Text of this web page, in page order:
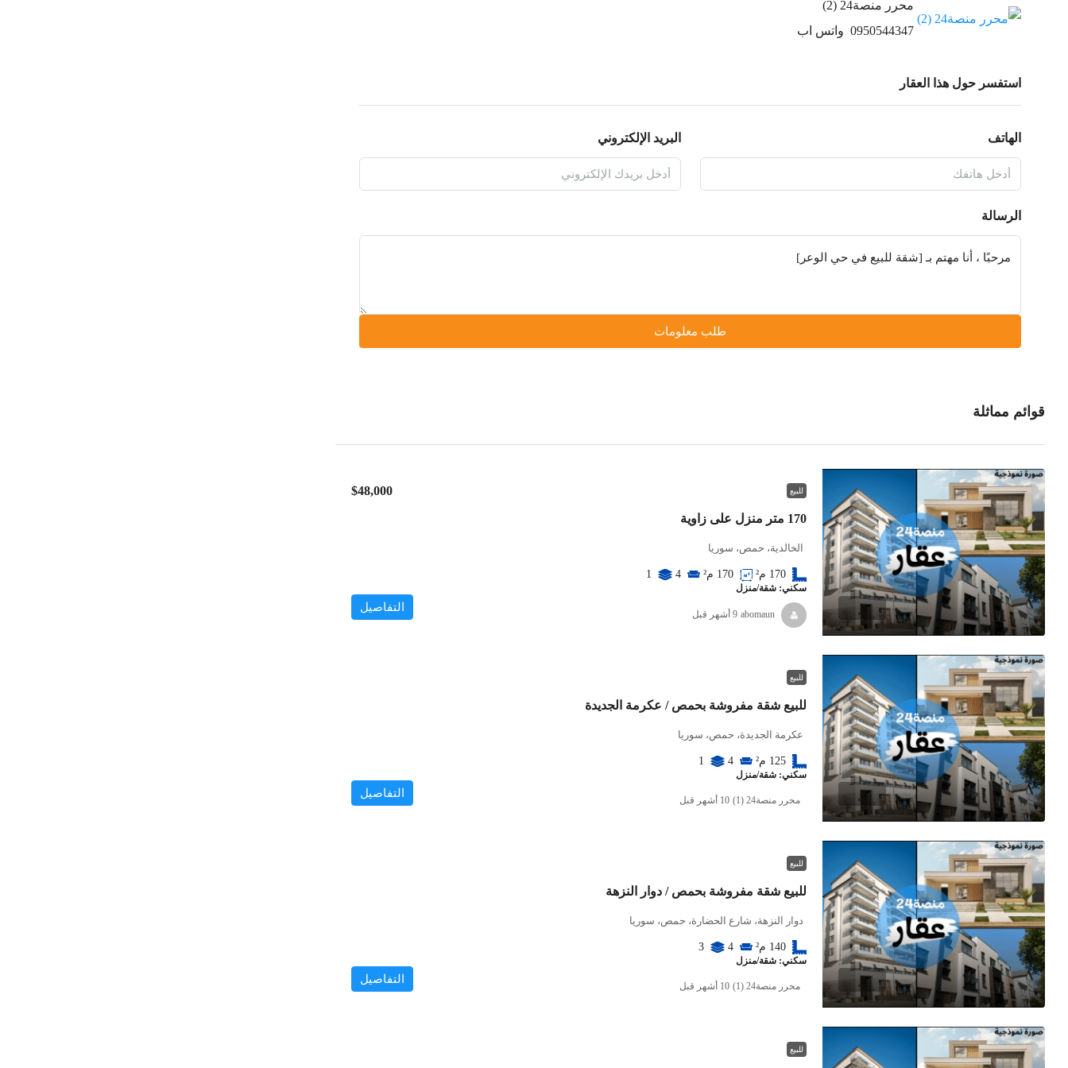
محرر منصة24 (2)
0950544347 واتس اب
استفسر حول هذا العقار
الهاتف البريد الإلكتروني
الرسالة
طلب معلومات
قوائم مماثلة
للبيع
170 متر منزل على زاوية
$48,000
الخالدية، حمص، سوريا
170 م² 170 م² 4
1
سكني: شقة/منزل
التفاصيل
abomaun
للبيع
للبيع شقة مفروشة بحمص / عكرمة الجديدة
عكرمة الجديدة، حمص، سوريا
125 م² 4
1
سكني: شقة/منزل
التفاصيل
محرر منصة24 (1)
للبيع
للبيع شقة مفروشة بحمص / دوار النزهة
دوار النزهة، شارع الحضارة، حمص، سوريا
140 م² 4
3
سكني: شقة/منزل
التفاصيل
محرر منصة24 (1)
للبيع